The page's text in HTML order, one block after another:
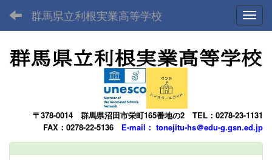
群馬県立利根実業高等学校
〒378-0014 群馬県沼田市栄町165番地の2 TEL：0278-23-1131
FAX：0278-22-5136 E-mail： tonejitu-hs＠edu-g.gsn.ed.jp